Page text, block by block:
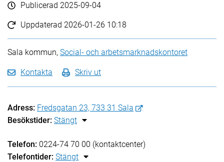
Publicerad 2025-09-04
Uppdaterad 2026-01-26 10:18
Sala kommun, Social- och arbetsmarknadskontoret
Kontakta Skriv ut
Adress: Fredsgatan 23, 733 31 Sala
Besökstider: Stängt
Telefon: 0224-74 70 00 (kontaktcenter)
Telefontider: Stängt